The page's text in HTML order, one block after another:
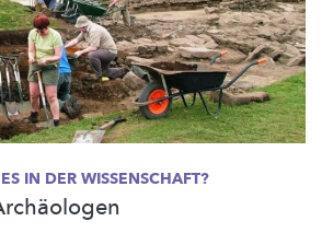
IN DER WISSENSCHAFT?